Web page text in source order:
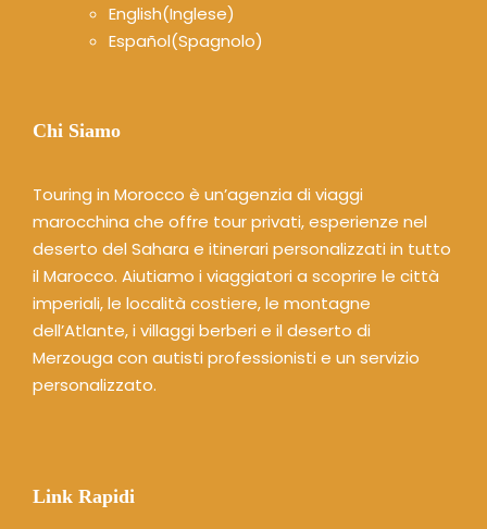
English(Inglese)
Español(Spagnolo)
Chi Siamo
Touring in Morocco è un’agenzia di viaggi
marocchina che offre tour privati, esperienze nel
deserto del Sahara e itinerari personalizzati in tutto
il Marocco. Aiutiamo i viaggiatori a scoprire le città
imperiali, le località costiere, le montagne
dell’Atlante, i villaggi berberi e il deserto di
Merzouga con autisti professionisti e un servizio
personalizzato.
Link Rapidi